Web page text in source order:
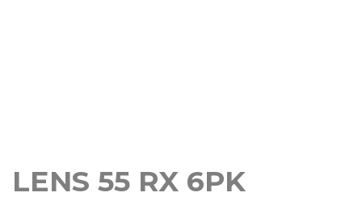
LENS 55 RX 6PK